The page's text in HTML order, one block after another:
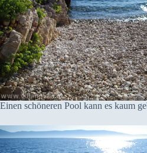
Einen schöneren Pool kann es kaum